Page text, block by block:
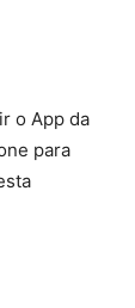
o App da
para